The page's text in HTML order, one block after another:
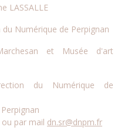
LASSALLE
du Numérique de Perpignan
et Musée d'art
du Numérique de
ou par mail dn.sr@dnpm.fr